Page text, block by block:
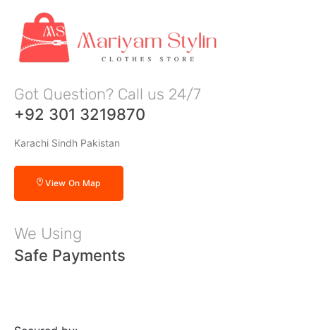
Got Question? Call us 24/7
+92 301 3219870
Karachi Sindh Pakistan
View On Map
We Using
Safe Payments